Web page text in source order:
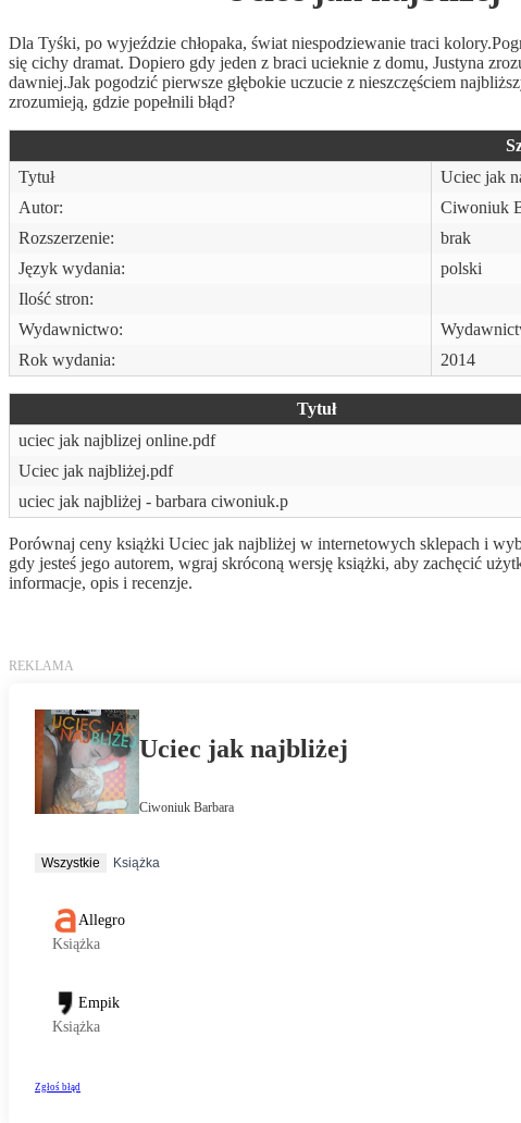
Dla Tyśki, po wyjeździe chłopaka, świat niespodziewanie traci
się cichy dramat. Dopiero gdy jeden z braci ucieknie z domu, Justyna
dawniej.Jak pogodzić pierwsze głębokie uczucie z nieszczęściem
zrozumieją, gdzie popełnili błąd?
Tytuł
Uciec jak
Autor:
Ciwoniuk
Rozszerzenie:
brak
Język wydania:
polski
Ilość stron:
Wydawnictwo:
Rok wydania:
2014
Tytuł
uciec jak najblizej online.pdf
Uciec jak najbliżej.pdf
uciec jak najbliżej - barbara ciwoniuk.p
Porównaj ceny książki Uciec jak najbliżej w internetowych sklepach i
gdy jesteś jego autorem, wgraj skróconą wersję książki, aby zachęcić
informacje, opis i recenzje.